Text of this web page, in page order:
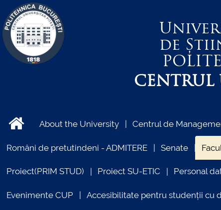
de
CENTRUL
About the University Centrul de
Români de pretutindeni - ADMITERE Senate
Proiect(PRIM STUD) Proiect SU-ETIC Personal
Evenimente CUP Accesibilitate pentru studenții cu